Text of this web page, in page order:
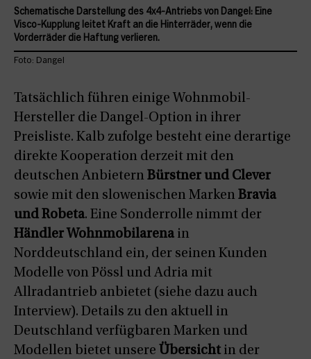
Schematische Darstellung des 4x4-Antriebs von Dangel: Eine
Visco-Kupplung leitet Kraft an die Hinterräder, wenn die
Vorderräder die Haftung verlieren.
Foto: Dangel
Tatsächlich führen einige Wohnmobil-
Hersteller die Dangel-Option in ihrer
Preisliste. Kalb zufolge besteht eine derartige
direkte Kooperation derzeit mit den
deutschen Anbietern Bürstner und Clever
sowie mit den slowenischen Marken Bravia
und Robeta. Eine Sonderrolle nimmt der
Händler Wohnmobilarena in
Norddeutschland ein, der seinen Kunden
Modelle von Pössl und Adria mit
Allradantrieb anbietet (siehe dazu auch
Interview). Details zu den aktuell in
Deutschland verfügbaren Marken und
Modellen bietet unsere Übersicht in der